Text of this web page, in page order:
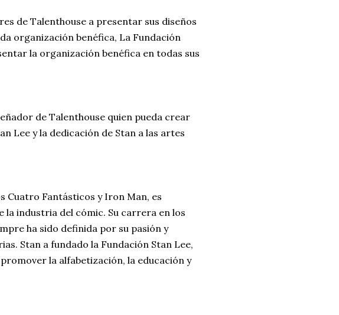
de Talenthouse a presentar sus diseños
organización benéfica, La Fundación
la organización benéfica en todas sus
de Talenthouse quien pueda crear
Lee y la dedicación de Stan a las artes
Cuatro Fantásticos y Iron Man, es
industria del cómic. Su carrera en los
ha sido definida por su pasión y
Stan a fundado la Fundación Stan Lee,
la alfabetización, la educación y